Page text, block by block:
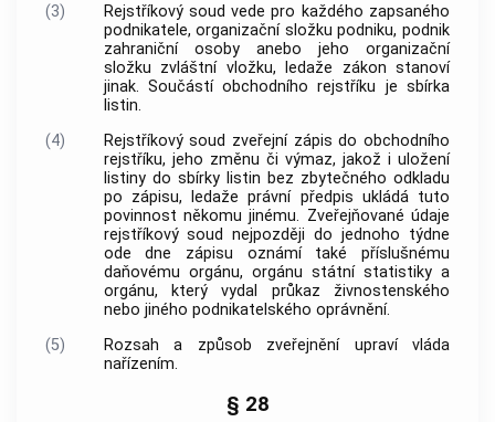
(3)
Rejstříkový soud vede pro každého zapsaného
podnikatele, organizační složkupodniku, podnik
zahraniční osobyanebo jeho organizační
složku zvláštní vložku, ledaže zákon stanoví
jinak. Součástí obchodního rejstříku je sbírka
listin.
(4)
Rejstříkový soud zveřejní zápis do obchodního
rejstříku, jeho změnu či výmaz, jakož i uložení
listiny do sbírky listin bez zbytečného odkladu
po zápisu, ledaže právní předpis ukládá tuto
povinnost někomu jinému. Zveřejňované údaje
rejstříkový soud nejpozději do jednoho týdne
ode dne zápisu oznámí také příslušnému
daňovému orgánu, orgánu státní statistiky a
orgánu, který vydal průkaz živnostenského
nebo jiného podnikatelského oprávnění.
(5)
Rozsah a způsob zveřejnění upraví vláda
nařízením.
§ 28